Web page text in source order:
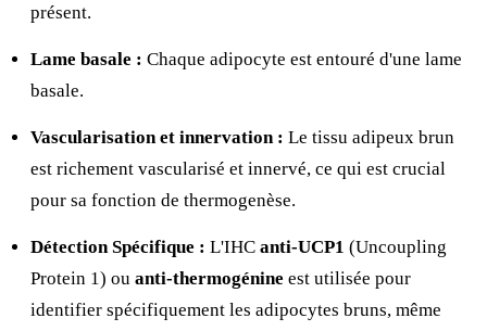
présent.
Lame basale : Chaque adipocyte est entouré d'une lame
basale.
Vascularisation et innervation : Le tissu adipeux brun
est richement vascularisé et innervé, ce qui est crucial
pour sa fonction de thermogenèse.
Détection Spécifique : L'IHC anti-UCP1 (Uncoupling
Protein 1) ou anti-thermogénine est utilisée pour
identifier spécifiquement les adipocytes bruns, même